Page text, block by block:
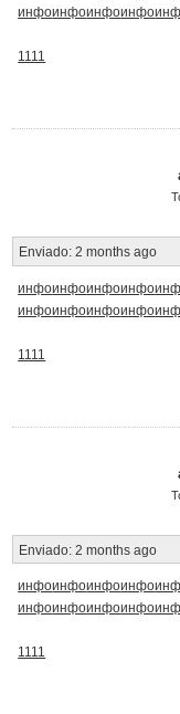
инфоинфоинфоинфо
1111
Enviado: 2 months ago
инфоинфоинфоинфо
инфоинфоинфоинфо
1111
Enviado: 2 months ago
инфоинфоинфоинфо
инфоинфоинфоинфо
1111